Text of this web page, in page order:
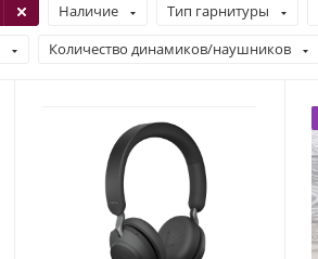
Наличие Тип гарнитуры
Количество динамиков/наушников